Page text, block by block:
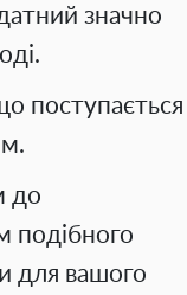
значно
поступається
до
подібного
для вашого